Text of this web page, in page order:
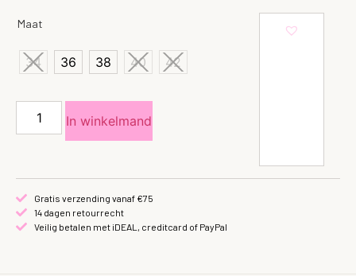
Maat
34 36 38 40 42
In winkelmand
Gratis verzending vanaf €75
14 dagen retourrecht
Veilig betalen met iDEAL, creditcard of PayPal